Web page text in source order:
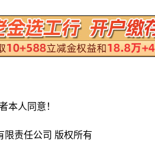
本人同意！
限责任公司 版权所有